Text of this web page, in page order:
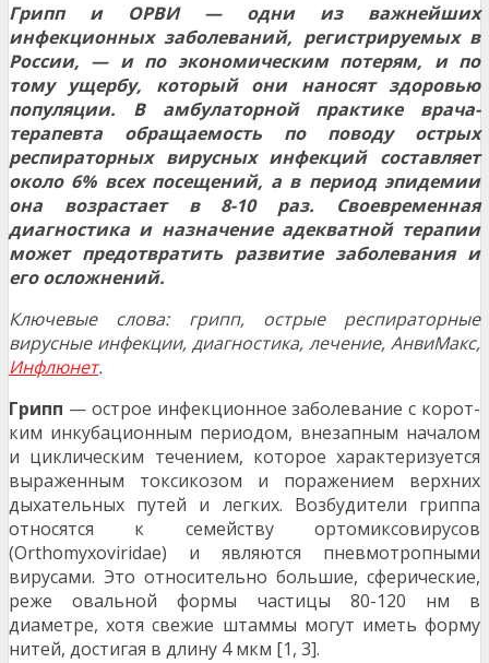
Грипп и ОРВИ — одни из важнейших
инфекционных заболеваний, регистрируемых в
России, — и по эконо­мическим потерям, и по
тому ущербу, который они наносят здоровью
популяции. В амбулаторной практи­ке врача-
терапевта обращаемость по поводу острых
респираторных вирусных инфекций составляет
около 6% всех посещений, а в период эпидемии
она возрастает в 8-10 раз. Своевременная
диагностика и назна­чение адекватной терапии
может предотвратить развитие заболевания и
его осложнений.
Ключевые слова:грипп, острые респираторные
вирусные инфекции, диагностика, лечение, АнвиМакс,
Инфлюнет.
Грипп — острое инфекционное заболевание с корот­
ким инкубационным периодом, внезапным началом
и циклическим течением, которое характеризуется
выраженным токсикозом и поражением верхних
дыха­тельных путей и легких. Возбудители гриппа
относятся к семейству ортомиксовирусов
(Orthomyxoviridae) и являют­ся пневмотропными
вирусами. Это относительно боль­шие, сферические,
реже овальной формы частицы 80-120 нм в
диаметре, хотя свежие штаммы могут иметь форму
нитей, достигая в длину 4 мкм [1, 3].